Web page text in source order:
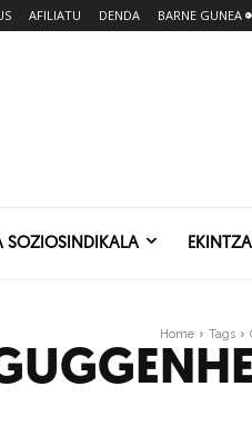
AFILIATU DENDA BARNE GUNEA
SOZIOSINDIKALA
Home Tags